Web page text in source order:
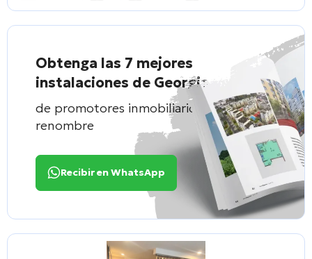
Obtenga las 7 mejores
instalaciones de Georgia
de promotores inmobiliarios de
renombre
Recibir en WhatsApp